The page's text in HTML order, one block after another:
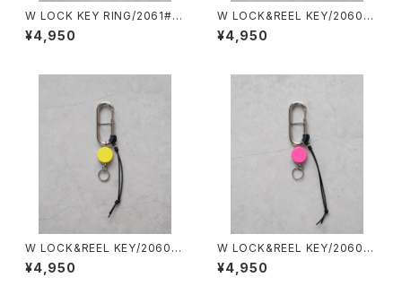
W LOCK KEY RING/2061#2/
ダブルロックキーリング
¥4,950
W LOCK&REEL KEY/2060#
3/ダブルロック&リールキー
¥4,950
W LOCK&REEL KEY/2060#
2/ダブルロック&リールキー
¥4,950
W LOCK&REEL KEY/2060#
1/ダブルロック&リールキー
¥4,950